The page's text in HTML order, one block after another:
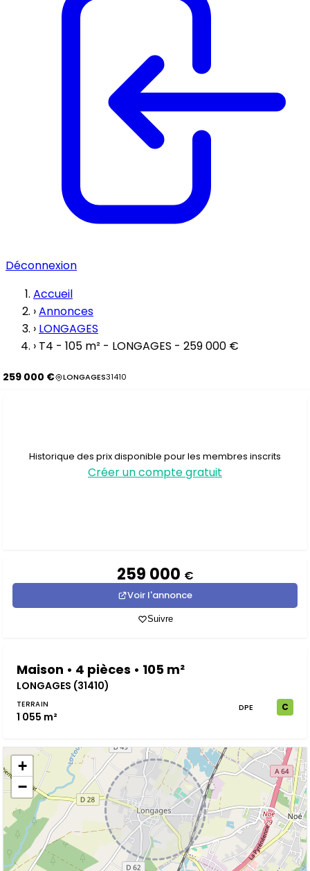
Déconnexion
Accueil
›Annonces
› LONGAGES
› T4 - 105 m² - LONGAGES - 259 000 €
259 000 € LONGAGES31410
Historique des prix disponible pour les membres inscrits
Créer un compte gratuit
259 000 €
Voir l'annonce
Suivre
Maison • 4 pièces • 105 m²
LONGAGES (31410)
TERRAIN
1 055 m²
DPE C
+
−